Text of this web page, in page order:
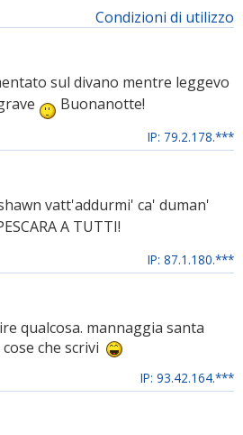
Condizioni di utilizzo
sul divano mentre leggevo
Buonanotte!
IP: 79.2.178.***
vatt'addurmi' ca' duman'
A TUTTI!
IP: 87.1.180.***
qualcosa. mannaggia santa
che scrivi
IP: 93.42.164.***